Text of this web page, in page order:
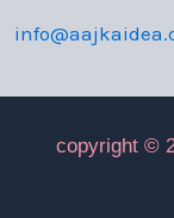
copyright ©